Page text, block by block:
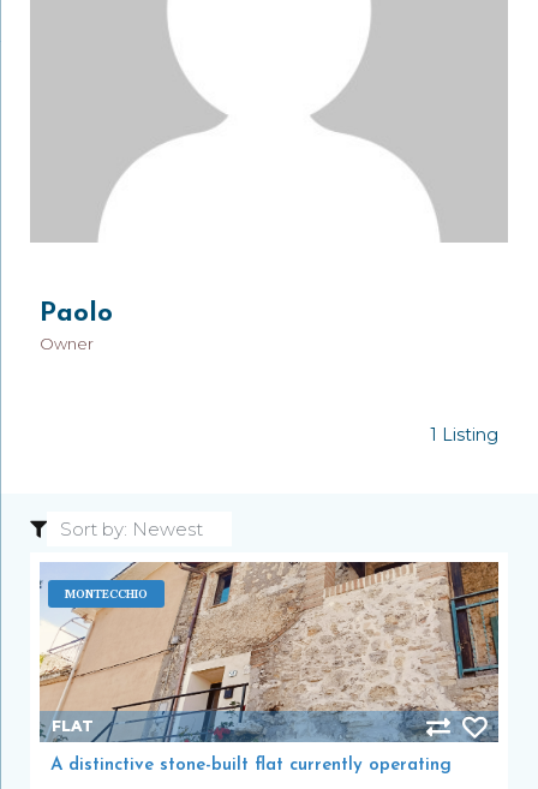
Paolo
Owner
1 Listing
MONTECCHIO
FLAT
A distinctive stone-built flat currently operating